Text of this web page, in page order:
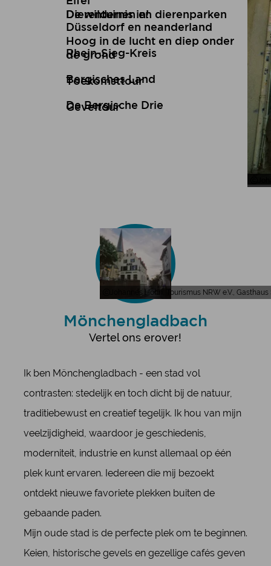
De wildernis in!
Hoog in de lucht en diep onder
de grond
Toekomsttour
Geveltour
Düsseldorf en neanderland
Rhein-Sieg-Kreis
Bergisches Land
De Bergische Drie
Dierentuinen en dierenparken
Johannes Höhn, Tourismus NRW e.V.,
Mönchengladbach
Vertel ons erover!
Ik ben Mönchengladbach - een stad vol
contrasten: stedelijk en toch dicht bij de natuur,
traditiebewust en creatief tegelijk. Ik hou van mijn
veelzijdigheid, waardoor je geschiedenis,
moderniteit, industrie en kunst allemaal op één
plek kunt ervaren. Iedereen die mij bezoekt
ontdekt nieuwe favoriete plekken buiten de
gebaande paden.
Mijn oude stad is de perfecte plek om te beginnen.
Keien, historische gevels en gezellige cafés geven